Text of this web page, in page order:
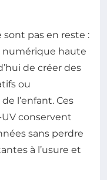
sont pas en reste :
numérique haute
de créer des
ou
l’enfant. Ces
conservent
sans perdre
à l’usure et